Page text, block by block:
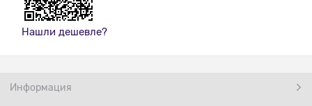
Нашли дешевле?
Информация